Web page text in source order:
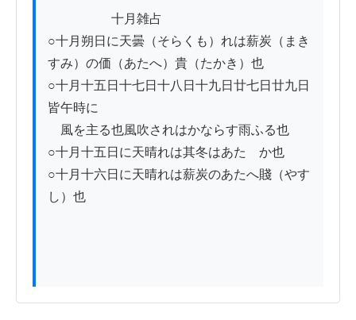
十月雑占
○十月朔日に天曇（そらくも）れは薪炭（まき
すみ）の価（あたへ）貴（たかき）也
○十月十五日十七日十八日十九日廿七日廿九日
皆午時に
風を主る也風吹されはかならす雨ふる也
○十月十五日に天晴れは其冬はあたゝか也
○十月十六日に天晴れは薪炭のあたへ賤（やす
し）也